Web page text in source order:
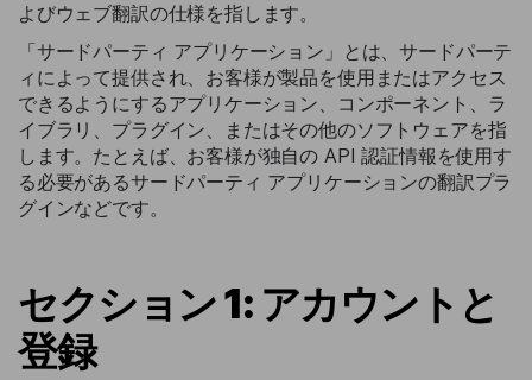
よびウェブ翻訳の仕様を指します。
「サードパーティ アプリケーション」とは、サードパーテ
ィによって提供され、お客様が製品を使用またはアクセス
できるようにするアプリケーション、コンポーネント、ラ
イブラリ、プラグイン、またはその他のソフトウェアを指
します。たとえば、お客様が独自の API 認証情報を使用す
る必要があるサードパーティ アプリケーションの翻訳プラ
グインなどです。
セクション 1: アカウントと
登録